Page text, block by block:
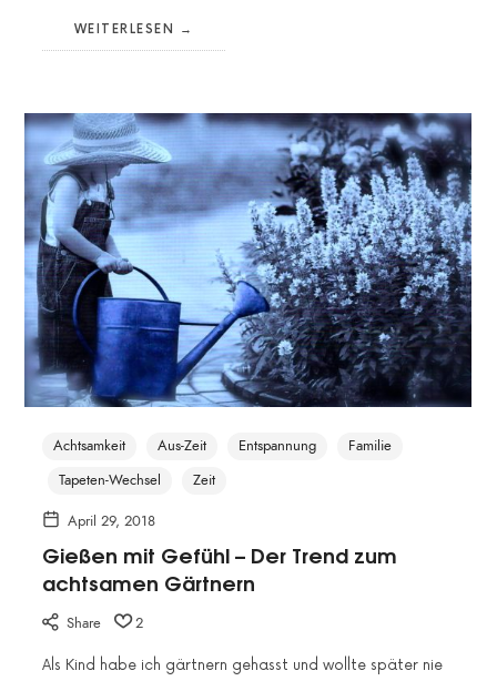
WEITERLESEN
Achtsamkeit Aus-Zeit Entspannung
Familie
Tapeten-Wechsel
Zeit
April 29, 2018
Gießen mit Gefühl – Der Trend zum
achtsamen Gärtnern
Share 2
Als Kind habe ich gärtnern gehasst und wollte später nie